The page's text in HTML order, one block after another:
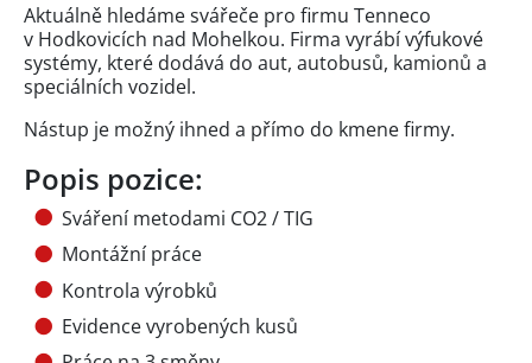
Aktuálně hledáme svářeče pro firmu Tenneco
v Hodkovicích nad Mohelkou. Firma vyrábí výfukové
systémy, které dodává do aut, autobusů, kamionů a
speciálních vozidel.
Nástup je možný ihned a přímo do kmene firmy.
Popis pozice:
Sváření metodami CO2 / TIG
Montážní práce
Kontrola výrobků
Evidence vyrobených kusů